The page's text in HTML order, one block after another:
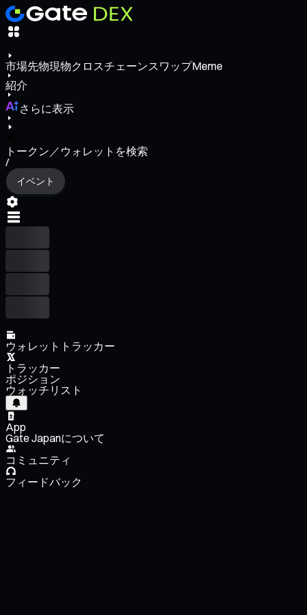
市場先物現物クロスチェーンスワップMeme
紹介
さらに表示
トークン／ウォレットを検索
/
イベント
ウォレットトラッカー
トラッカー
ポジション
ウォッチリスト
App
Gate Japanについて
コミュニティ
フィードバック